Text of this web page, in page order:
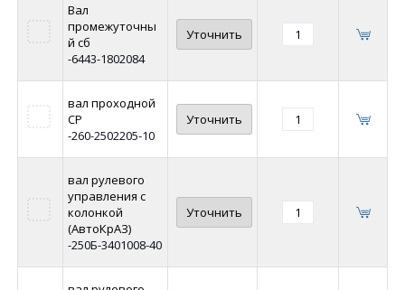
Вал
промежуточны
й сб
-6443-1802084
Уточнить
вал проходной
СР
-260-2502205-10
Уточнить
вал рулевого
управления с
колонкой
(АвтоКрАЗ)
-250Б-3401008-40
Уточнить